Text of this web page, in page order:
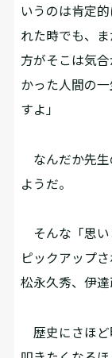
いうのは肯定
れた時でも、
方がそこは気
かった人間の
すよ」
なんだか先生
ようだ。
そんな「思い
ピックアップさ
松永久秀、伊達
歴史にさほど